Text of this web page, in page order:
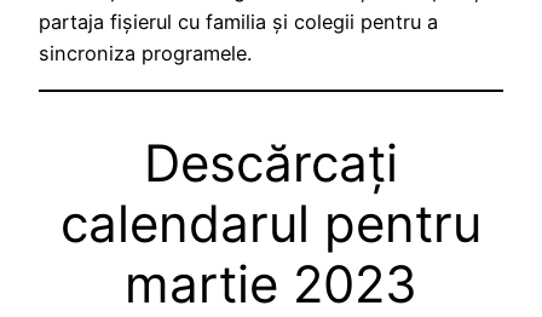
partaja fișierul cu familia și colegii pentru a
sincroniza programele.
Descărcați
calendarul pentru
martie 2023